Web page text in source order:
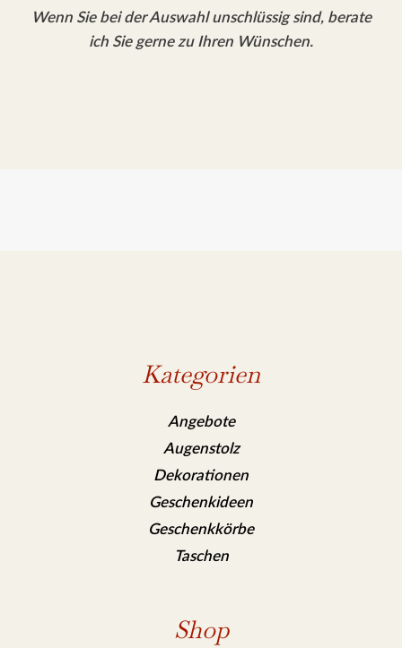
Wenn Sie bei der Auswahl unschlüssig sind, berate
ich Sie gerne zu Ihren Wünschen.
Kategorien
Angebote
Augenstolz
Dekorationen
Geschenkideen
Geschenkkörbe
Taschen
Shop